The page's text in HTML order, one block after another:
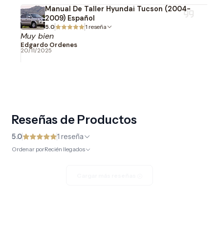
Manual De Taller Hyundai Tucson (2004-
2009) Español
5.0 1 reseña
Muy bien
Edgardo Ordenes
20/11/2025
Reseñas de Productos
5.0 1 reseña
Ordenar porRecién llegados